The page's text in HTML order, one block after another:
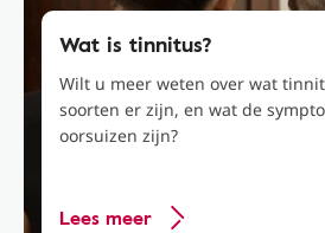
Wat is tinnitus?
Wilt u meer weten over wat
soorten er zijn, en wat de
oorsuizen zijn?
Lees meer